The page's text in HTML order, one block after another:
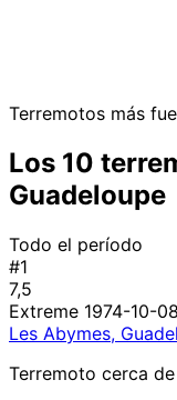
Terremotos más
Los 10
Guadeloupe
Todo el período
#1
7,5
Extreme 1974-10-
Les Abymes,
Terremoto cerca